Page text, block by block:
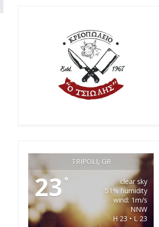
TRIPOLI, GR
23 °
clear sky
51% humidity
wind: 1m/s
NNW
H 23 • L 23